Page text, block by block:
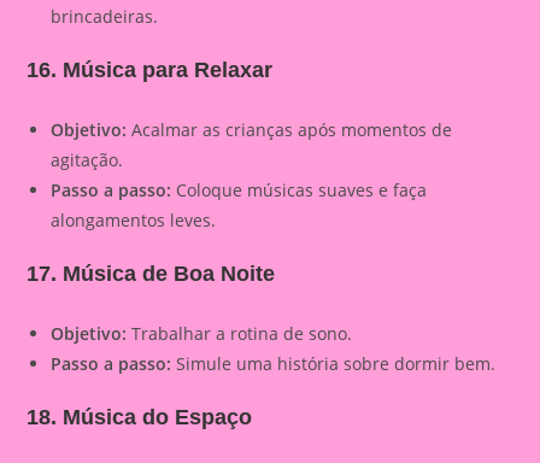
brincadeiras.
16. Música para Relaxar
Objetivo: Acalmar as crianças após momentos de
agitação.
Passo a passo: Coloque músicas suaves e faça
alongamentos leves.
17. Música de Boa Noite
Objetivo: Trabalhar a rotina de sono.
Passo a passo: Simule uma história sobre dormir bem.
18. Música do Espaço